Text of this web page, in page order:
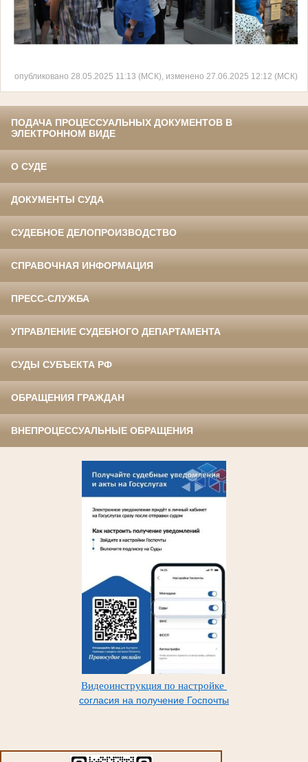
опубликовано 28.05.2025 11:13 (МСК), изменено 27.06.2025 12:12 (МСК)
ПОДАЧА ПРОЦЕССУАЛЬНЫХ ДОКУМЕНТОВ В
ЭЛЕКТРОННОМ ВИДЕ
О СУДЕ
ДОКУМЕНТЫ СУДА
СУДЕБНОЕ ДЕЛОПРОИЗВОДСТВО
СПРАВОЧНАЯ ИНФОРМАЦИЯ
ПРЕСС-СЛУЖБА
УПРАВЛЕНИЕ СУДЕБНОГО ДЕПАРТАМЕНТА
СУДЫ СУБЪЕКТА РФ
ОБРАЩЕНИЯ ГРАЖДАН
ВНЕПРОЦЕССУАЛЬНЫЕ ОБРАЩЕНИЯ
Видеоинструкция по настройке
согласия на получение Госпочты